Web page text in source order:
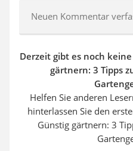
Neuen Kommentar
Derzeit gibt es noch
gärtnern: 3 Tipps
Helfen Sie anderen
hinterlassen Sie den
Günstig gärtnern: 3